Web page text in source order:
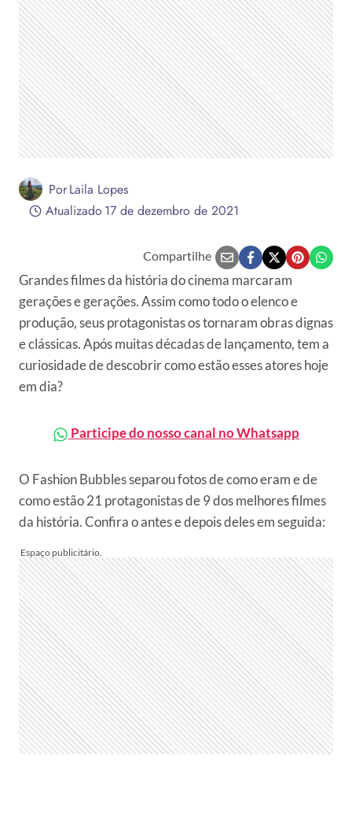
PorLaila Lopes
Atualizado17 de dezembro de 2021
Compartilhe
Grandes filmes da história do cinema marcaram
gerações e gerações. Assim como todo o elenco e
produção, seus protagonistas os tornaram obras dignas
e clássicas. Após muitas décadas de lançamento, tem a
curiosidade de descobrir como estão esses atores hoje
em dia?
Participe do nosso canal no Whatsapp
O Fashion Bubbles separou fotos de como eram e de
como estão 21 protagonistas de 9 dos melhores filmes
da história. Confira o antes e depois deles em seguida: